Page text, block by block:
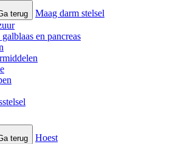
terug
Maag darm stelsel
en pancreas
terug
Hoest